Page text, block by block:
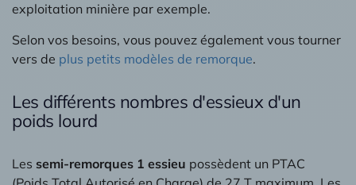
exploitation minière par exemple.
Selon vos besoins, vous pouvez également vous tourner
vers de plus petits modèles de remorque.
Les différents nombres d'essieux d'un
poids lourd
Les semi-remorques 1 essieu possèdent un PTAC